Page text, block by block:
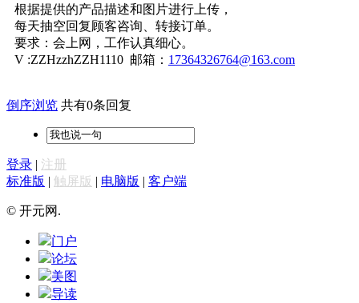
根据提供的产品描述和图片进行上传，
每天抽空回复顾客咨询、转接订单。
要求：会上网，工作认真细心。
V :ZZHzzhZZH1110 邮箱： 17364326764@163.com
倒序浏览 共有0条回复
登录 | 注册
标准版 | 触屏版 | 电脑版 | 客户端
© 开元网.
门户
论坛
美图
导读